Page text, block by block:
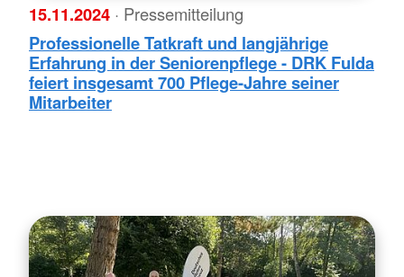
15.11.2024 · Pressemitteilung
Professionelle Tatkraft und langjährige
Erfahrung in der Seniorenpflege - DRK Fulda
feiert insgesamt 700 Pflege-Jahre seiner
Mitarbeiter